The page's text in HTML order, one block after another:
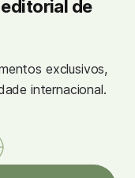
de
exclusivos,
internacional.